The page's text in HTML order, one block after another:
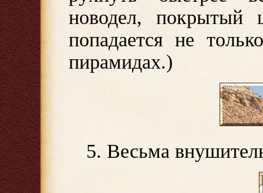
новодел, покрытый
попадается не
пирамидах.)
5. Весьма